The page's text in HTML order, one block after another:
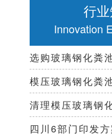
行
Innovation
模压玻璃钢化粪